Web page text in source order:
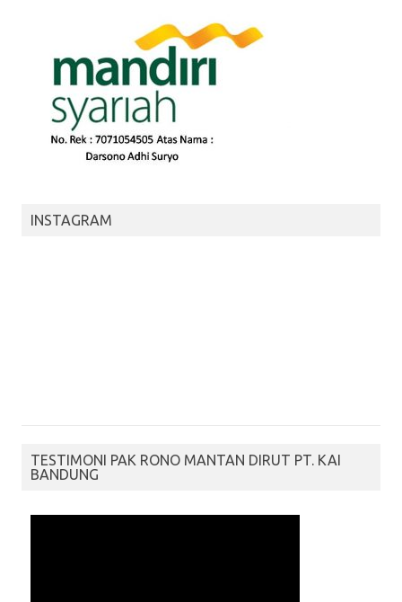
INSTAGRAM
TESTIMONI PAK RONO MANTAN DIRUT PT. KAI
BANDUNG